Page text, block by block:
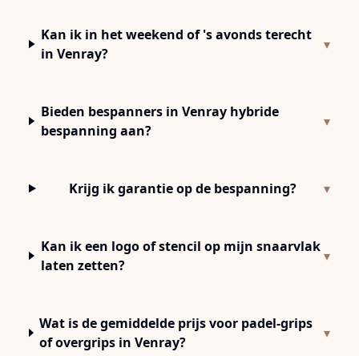
Kan ik in het weekend of 's avonds terecht
in Venray?
▾
Bieden bespanners in Venray hybride
bespanning aan?
▾
Krijg ik garantie op de bespanning? ▾
Kan ik een logo of stencil op mijn snaarvlak
laten zetten?
▾
Wat is de gemiddelde prijs voor padel-grips
of overgrips in Venray?
▾